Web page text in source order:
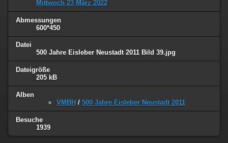
Mittwoch 23 März 2022
Abmessungen
600*450
Datei
500 Jahre Eisleber Neustadt 2011 Bild 39.jpg
Dateigröße
205 kB
Alben
VMBH / 500 Jahre Eisleber Neustadt 2011
Besuche
1939